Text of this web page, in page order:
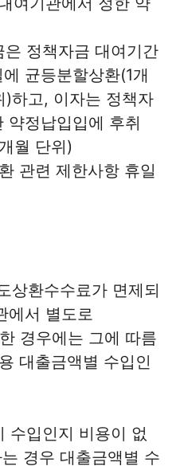
정책자금 대여기간
균등분할상환(1개
하고, 이자는 정책자
약정납입입에 후취
월 단위)
관련 제한사항 휴일
상환수수료가 면제되
에서 별도로
경우에는 그에 따름
대출금액별 수입인
수입인지 비용이 없
경우 대출금액별 수